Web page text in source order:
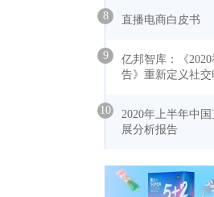
8 直播电商白皮书
9
亿邦智库：《
告》重新定义社交
10
2020年上半年中
展分析报告